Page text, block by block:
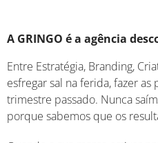
A GRINGO é a agência
Entre Estratégia, Branding,
esfregar sal na ferida, fazer
trimestre passado. Nunca
porque sabemos que os